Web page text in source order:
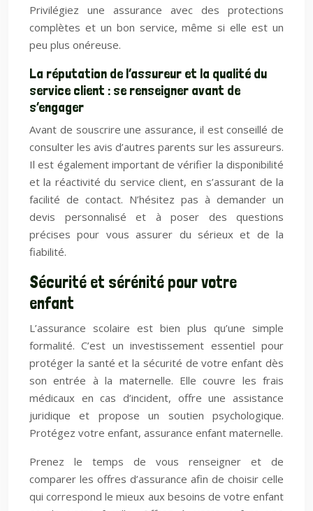
Privilégiez une assurance avec des protections
complètes et un bon service, même si elle est un
peu plus onéreuse.
La réputation de l’assureur et la qualité du
service client : se renseigner avant de
s’engager
Avant de souscrire une assurance, il est conseillé de
consulter les avis d’autres parents sur les assureurs.
Il est également important de vérifier la disponibilité
et la réactivité du service client, en s’assurant de la
facilité de contact. N’hésitez pas à demander un
devis personnalisé et à poser des questions
précises pour vous assurer du sérieux et de la
fiabilité.
Sécurité et sérénité pour votre
enfant
L’assurance scolaire est bien plus qu’une simple
formalité. C’est un investissement essentiel pour
protéger la santé et la sécurité de votre enfant dès
son entrée à la maternelle. Elle couvre les frais
médicaux en cas d’incident, offre une assistance
juridique et propose un soutien psychologique.
Protégez votre enfant, assurance enfant maternelle.
Prenez le temps de vous renseigner et de
comparer les offres d’assurance afin de choisir celle
qui correspond le mieux aux besoins de votre enfant